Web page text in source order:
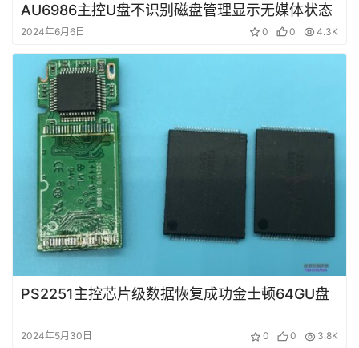
AU6986主控U盘不识别磁盘管理显示无媒体状态
2024年6月6日 0 0 4.3K
PS2251主控芯片级数据恢复成功金士顿64GU盘
2024年5月30日 0 0 3.8K